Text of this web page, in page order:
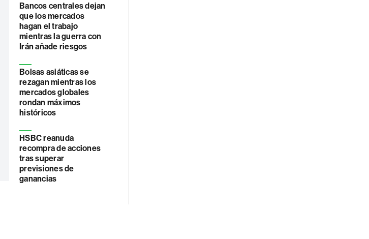
Bancos centrales dejan
que los mercados
hagan el trabajo
mientras la guerra con
Irán añade riesgos
Bolsas asiáticas se
rezagan mientras los
mercados globales
rondan máximos
históricos
HSBC reanuda
recompra de acciones
tras superar
previsiones de
ganancias